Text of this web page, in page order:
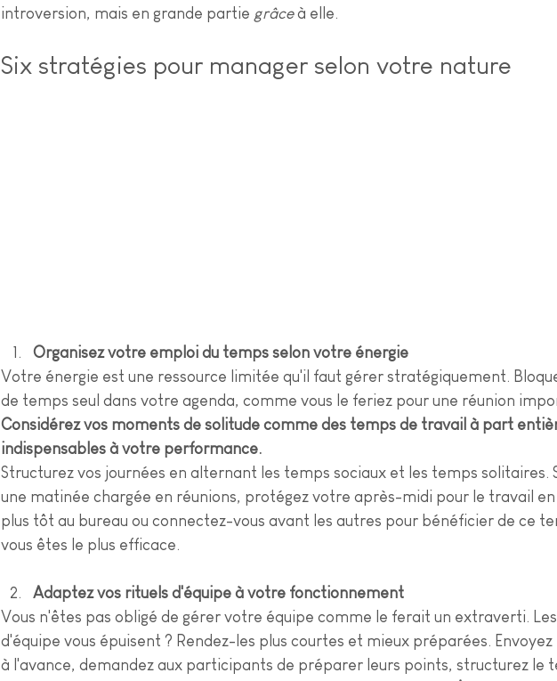
introversion, mais en grande partie grâce à elle.
Six stratégies pour manager selon votre nature
Organisez votre emploi du temps selon votre énergie
Votre énergie est une ressource limitée qu'il faut gérer stratégiquement.
de temps seul dans votre agenda, comme vous le feriez pour une réunion
Considérez vos moments de solitude comme des temps de travail à part
indispensables à votre performance.
Structurez vos journées en alternant les temps sociaux et les temps solitaires.
une matinée chargée en réunions, protégez votre après-midi pour le travail
plus tôt au bureau ou connectez-vous avant les autres pour bénéficier de ce
vous êtes le plus efficace.
Adaptez vos rituels d'équipe à votre fonctionnement
Vous n'êtes pas obligé de gérer votre équipe comme le ferait un extraverti.
d'équipe vous épuisent ? Rendez-les plus courtes et mieux préparées.
à l'avance, demandez aux participants de préparer leurs points, structurez le